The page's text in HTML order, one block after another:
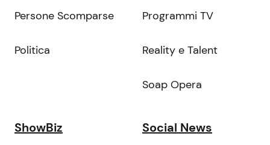
Persone Scomparse
Politica
Programmi TV
Reality e Talent
Soap Opera
ShowBiz Social News